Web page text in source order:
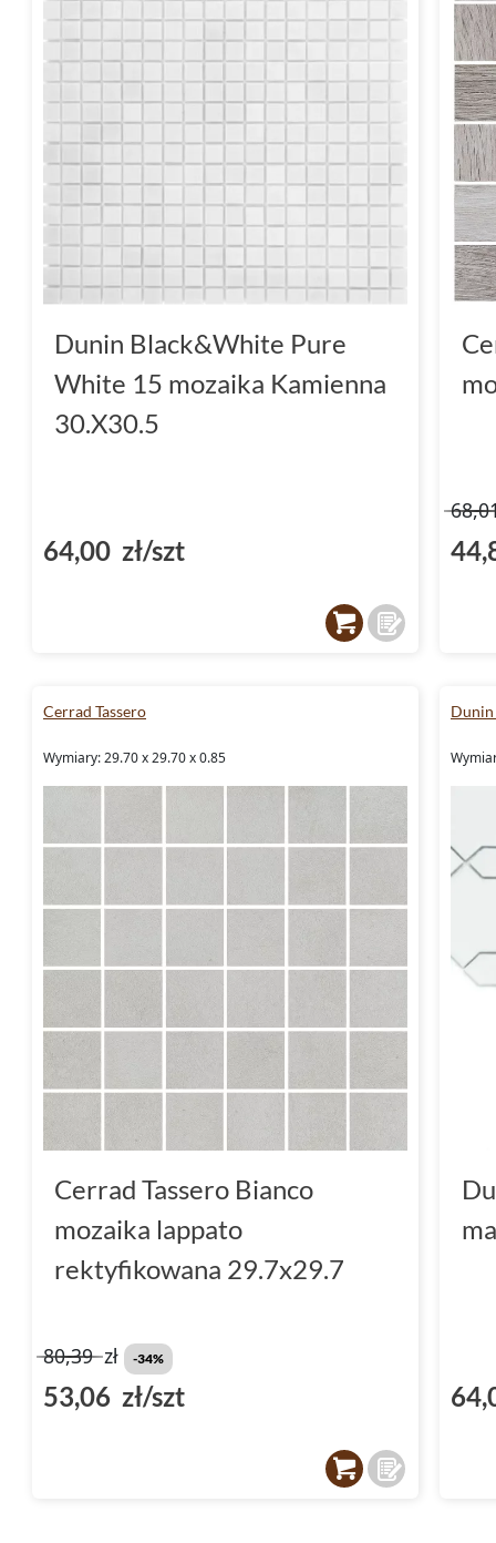
Dunin Black&White Pure
White 15 mozaika Kamienna
30.X30.5
64,00 zł/szt
Cerrad Tassero
Wymiary: 29.70 x 29.70 x 0.85
Cerrad Tassero Bianco
mozaika lappato
rektyfikowana 29.7x29.7
80,39zł -34%
53,06 zł/szt
Dunin